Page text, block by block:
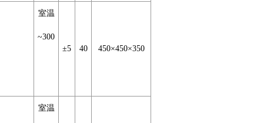
室温
~300
±5
40 450×450×350
室温